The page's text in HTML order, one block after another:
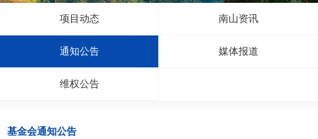
项目动态 南山资讯
通知公告 媒体报道
维权公告
基金会通知公告